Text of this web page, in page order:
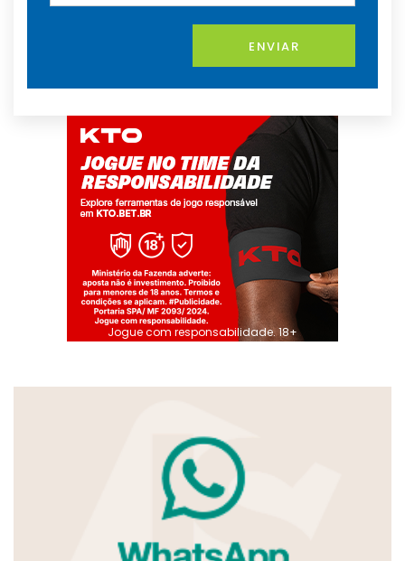
ENVIAR
Jogue com responsabilidade. 18+